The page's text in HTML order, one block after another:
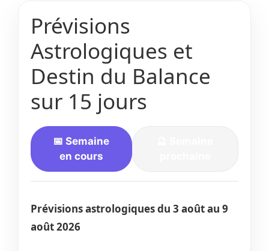
Prévisions
Astrologiques et
Destin du Balance
sur 15 jours
📅 Semaine
en cours
Prévisions astrologiques du 3 aoûtau 9
août 2026